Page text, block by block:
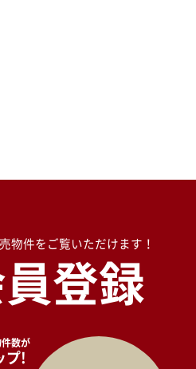
物件をご覧いただけます！
登録
数が
プ!